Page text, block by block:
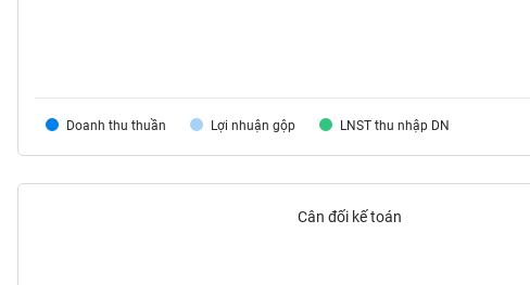
Doanh thu thuần Lợi nhuận gộp LNST thu nhập DN
Cân đối kế toán
CÔNG
NGHIỆP